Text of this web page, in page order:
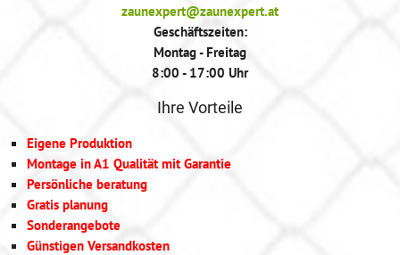
zaunexpert@zaunexpert.at
Geschäftszeiten:
Montag - Freitag
8:00 - 17:00 Uhr
Ihre Vorteile
Eigene Produktion
Montage in A1 Qualität mit Garantie
Persönliche beratung
Gratis planung
Sonderangebote
Günstigen Versandkosten